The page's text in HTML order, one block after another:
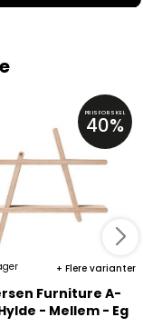
PRISFORSKEL
40%
Flere varianter
Furniture A-
- Mellem - Eg